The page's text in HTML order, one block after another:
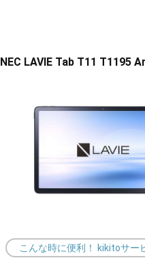
NEC LAVIE Tab T11 T1195
こんな時に便利！ kikitoサー